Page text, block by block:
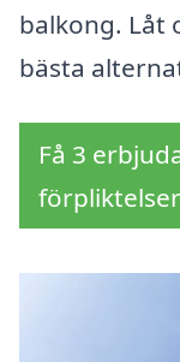
balkong. Låt
bästa
Få 3
förpliktelser